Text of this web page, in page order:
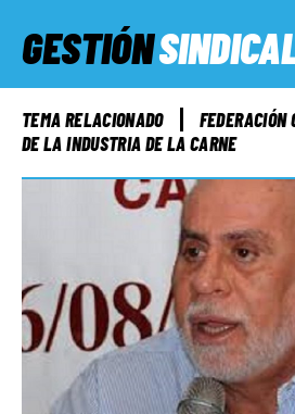
GESTIÓN
ACTUALIDAD
SERVICIOS SOCIALES
INFORMES ESPECIALES
FUERA DE MEGÁFONO
TEMA RELACIONADO
FEDERACIÓN
DE LA INDUSTRIA DE LA CARNE